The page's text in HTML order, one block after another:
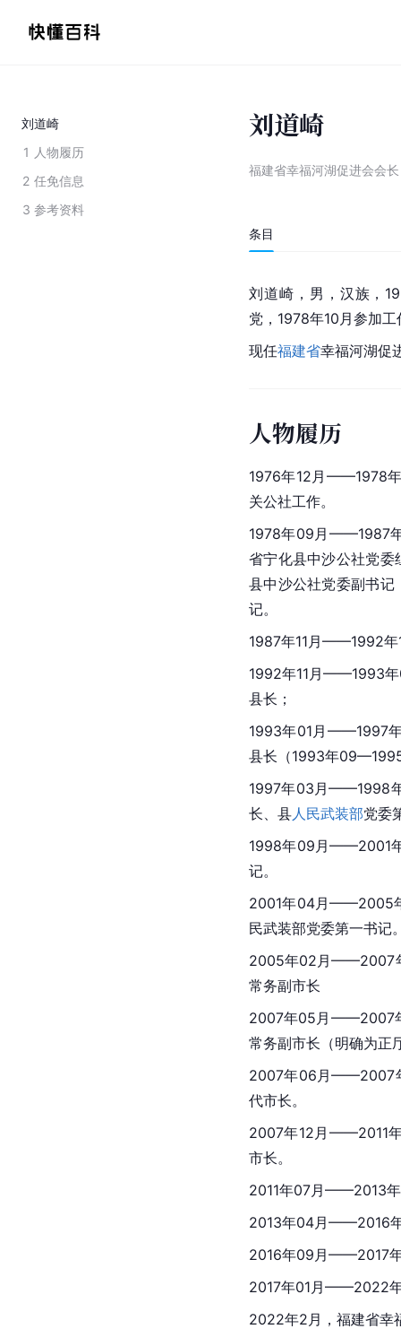
刘道崎
1 人物履历
2 任免信息
3 参考资料
刘道崎
福建省幸福河湖促进会会长
条目
刘道崎，男， 汉族 ，
党，1978年10月参加
现任福建省幸福河湖促
人物履历
1976年12月——1978
关公社工作。
1978年09月——1987
省宁化县中沙公社党委
县中沙公社党委副书记
记。
1987年11月——1992年
1992年11月——1993年
县长；
1993年01月——1997
县长（1993年
1997年03月——1998
长、县人民武装部党委
1998年09月——2001
记。
2001年04月——2005
民武装部党委第一书记
2005年02月——2007
常务副市长
2007年05月——2007
常务副市长（明确为正
2007年06月——2007
代市长。
2007年12月——2011
市长。
2011年07月——2013
2013年04月——2016
2016年09月——2017
2017年01月——2022年
2022年2月，福建省幸